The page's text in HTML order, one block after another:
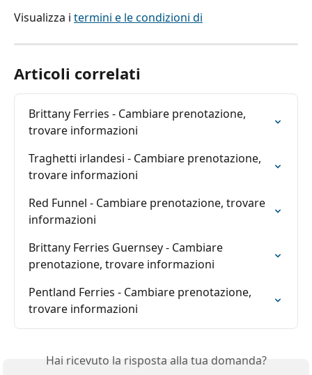
Visualizza i termini e le condizioni di
Articoli correlati
Brittany Ferries - Cambiare prenotazione,
trovare informazioni
Traghetti irlandesi - Cambiare prenotazione,
trovare informazioni
Red Funnel - Cambiare prenotazione, trovare
informazioni
Brittany Ferries Guernsey - Cambiare
prenotazione, trovare informazioni
Pentland Ferries - Cambiare prenotazione,
trovare informazioni
Hai ricevuto la risposta alla tua domanda?